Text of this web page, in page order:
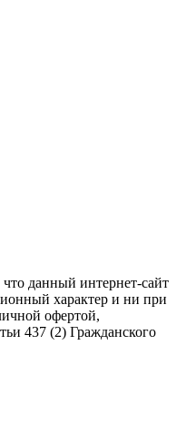
данный интернет-сайт
характер и ни при
офертой,
437 (2) Гражданского